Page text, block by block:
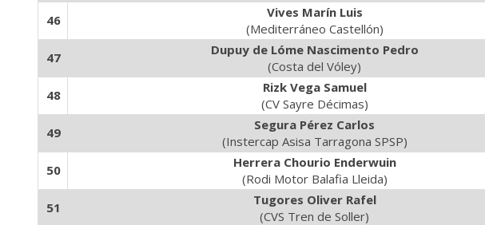
46
Vives Marín Luis
(Mediterráneo Castellón)
47
Dupuy de Lóme Nascimento Pedro
(Costa del Vóley)
48
Rizk Vega Samuel
(CV Sayre Décimas)
49
Segura Pérez Carlos
(Instercap Asisa Tarragona SPSP)
50
Herrera Chourio Enderwuin
(Rodi Motor Balafia Lleida)
51
Tugores Oliver Rafel
(CVS Tren de Soller)